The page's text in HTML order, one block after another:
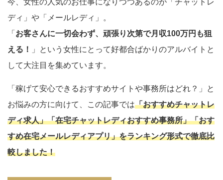
ディ」や「メールレディ」。
「 お客さんに一切会わず、頑張り次第で月収100万円も狙
える！
」という女性にとって好都合ばかりのアルバイトと
して大注目を集めています。
「稼げて安心できるおすすめサイトや事務所はどれ？」と
お悩みの方に向けて、この記事では「おすすめチャットレ
ディ求人」「在宅チャットレディおすすめ事務所」「おす
すめ在宅メールレディアプリ」をランキング形式で徹底比
較しました！